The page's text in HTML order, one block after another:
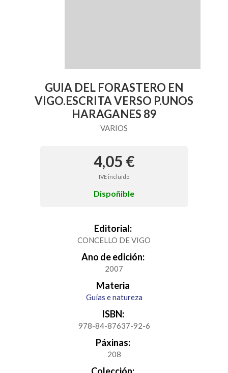
GUIA DEL FORASTERO EN
VIGO.ESCRITA VERSO P.UNOS
HARAGANES 89
VARIOS
4,05 €
IVE incluído
Dispoñible
Editorial:
CONCELLO DE VIGO
Ano de edición:
2007
Materia
Guías e natureza
ISBN:
978-84-87637-92-6
Páxinas:
208